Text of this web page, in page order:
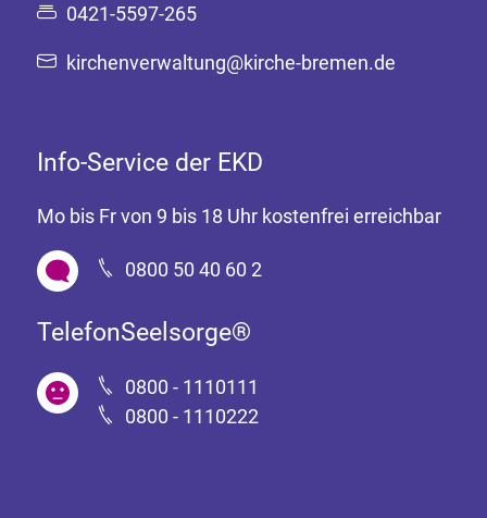
0421-5597-265
kirchenverwaltung@kirche-bremen.de
Info-Service der EKD
Mo bis Fr von 9 bis 18 Uhr kostenfrei erreichbar
0800 50 40 60 2
TelefonSeelsorge®
0800 - 1110111
0800 - 1110222